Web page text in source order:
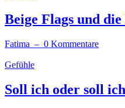
Beige Flags und
Fatima – 0 Kommentare
Gefühle
Soll ich oder soll